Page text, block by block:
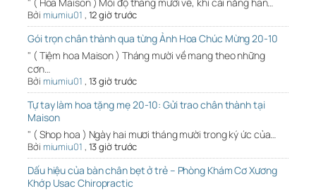
Bởi miumiu01 , 12 giờ trước
Gói trọn chân thành qua từng Ảnh Hoa Chúc Mừng 20-10
" ( Tiệm hoa Maison ) Tháng mười về mang theo những
cơn…
Bởi miumiu01 , 13 giờ trước
Tự tay làm hoa tặng mẹ 20-10: Gửi trao chân thành tại
Maison
" ( Shop hoa ) Ngày hai mươi tháng mười trong ký ức của…
Bởi miumiu01 , 13 giờ trước
Dấu hiệu của bàn chân bẹt ở trẻ – Phòng Khám Cơ Xương
Khớp Usac Chiropractic